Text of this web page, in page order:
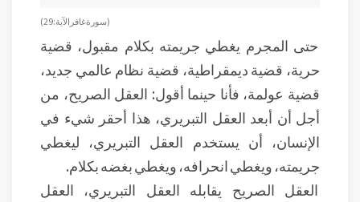
( سورة غافر الآية: 29 )
حتى المجرم يغطي جريمته بكلام مقبول، قضية
حرية، قضية ديمقراطية، قضية نظام عالمي جديد،
قضية عولمة، فأنا حينما أقول: العقل الصريح، من
أجل أن أبعد العقل التبريري، هذا أحقر شيء في
الإنسان، أن يستخدم العقل التبريري، ليغطي
جريمته، ويغطي انحرافه، ويغطي بغضه بكلام.
العقل الصريح يقابله العقل التبريري، العقل